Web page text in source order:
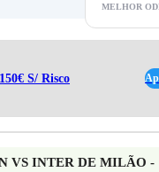
MELHOR
S/ Risco
VS INTER DE MILÃO -